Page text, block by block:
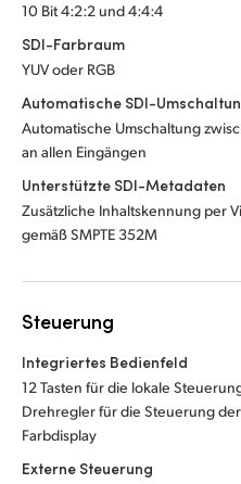
10 Bit 4:2:2 und 4:4:4
SDI-Farbraum
YUV oder RGB
Automatische SDI-
Automatische Umschaltung
an allen Eingängen
Unterstützte SDI-Metadaten
Zusätzliche Inhaltskennung per
gemäß SMPTE 352M
Steuerung
Integriertes Bedienfeld
12 Tasten für die lokale
Drehregler für die Steuerung
Farbdisplay
Externe Steuerung